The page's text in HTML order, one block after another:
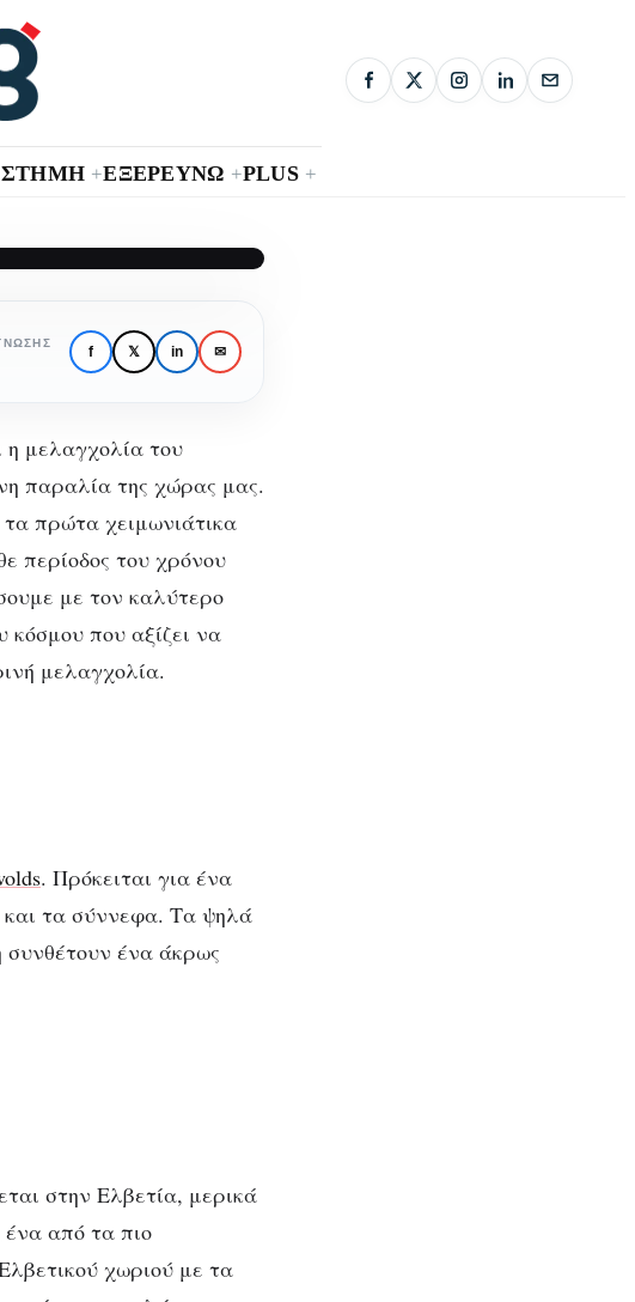
+ΕΞΕΡΕΥΝΩ +PLUS +
f 𝕏 in ✉
η μελαγχολία του
παραλία της χώρας μας.
πρώτα χειμωνιάτικα
περίοδος του χρόνου
με τον καλύτερο
που αξίζει να
μελαγχολία.
. Πρόκειται για ένα
και τα σύννεφα. Τα ψηλά
συνθέτουν ένα άκρως
στην Ελβετία, μερικά
από τα πιο
χωριού με τα